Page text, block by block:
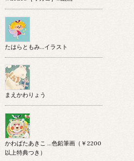
たはらともみ…イラスト
まえかわりょう
かわばたあきこ …色鉛筆画（￥2200
以上特典つき）